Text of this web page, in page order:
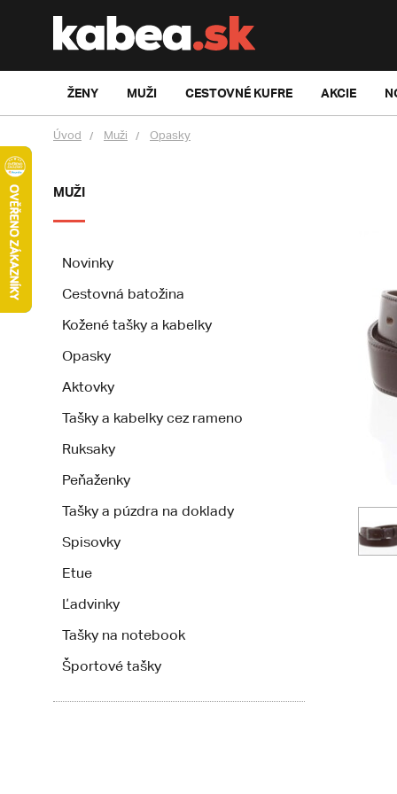
ŽENY MUŽI CESTOVNÉ KUFRE AKCIE
Úvod Muži Opasky
MUŽI
Novinky
Cestovná batožina
Kožené tašky a kabelky
Opasky
Aktovky
Tašky a kabelky cez rameno
Ruksaky
Peňaženky
Tašky a púzdra na doklady
Spisovky
Etue
Ľadvinky
Tašky na notebook
Športové tašky